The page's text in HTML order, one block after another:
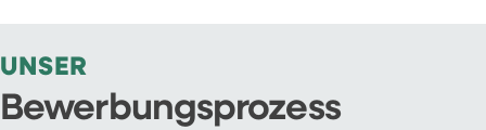
UNSER
Bewerbungsprozess